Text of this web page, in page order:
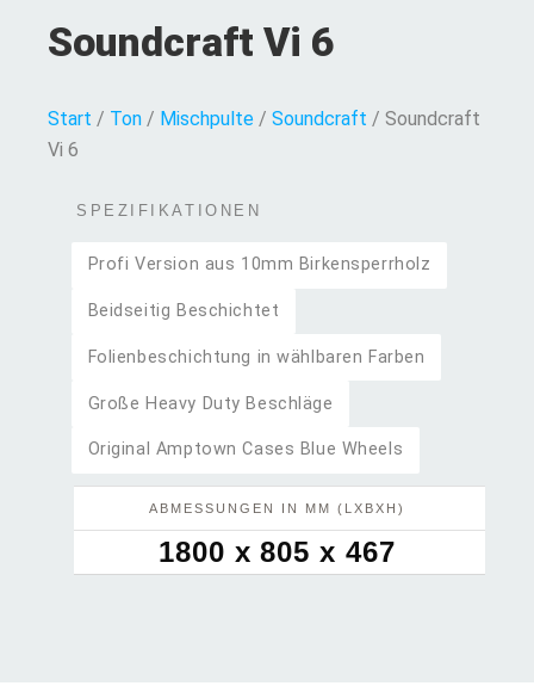
Soundcraft Vi 6
Start / Ton / Mischpulte / Soundcraft / Soundcraft
Vi 6
SPEZIFIKATIONEN
Profi Version aus 10mm Birkensperrholz
Beidseitig Beschichtet
Folienbeschichtung in wählbaren Farben
Große Heavy Duty Beschläge
Original Amptown Cases Blue Wheels
ABMESSUNGEN IN MM (LXBXH)
1800 x 805 x 467